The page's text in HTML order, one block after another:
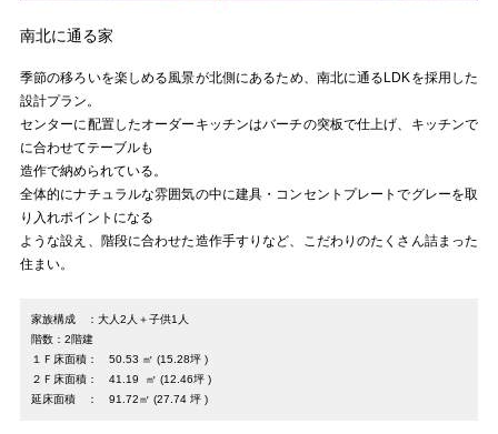
南北に通る家
季節の移ろいを楽しめる風景が北側にあるため、南北に通るLDKを採用した
設計プラン。
センターに配置したオーダーキッチンはバーチの突板で仕上げ、キッチンで
に合わせてテーブルも
造作で納められている。
全体的にナチュラルな雰囲気の中に建具・コンセントプレートでグレーを取
り入れポイントになる
ような設え、階段に合わせた造作手すりなど、こだわりのたくさん詰まった
住まい。
家族構成 ：大人2人＋子供1人
階数：2階建
１Ｆ床面積： 50.53 ㎡ (15.28坪 )
２Ｆ床面積： 41.19 ㎡ (12.46坪 )
延床面積 ： 91.72㎡ (27.74 坪 )